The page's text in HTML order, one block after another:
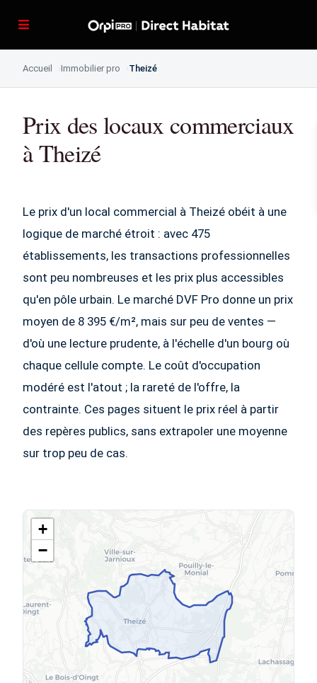
Accueil Immobilier pro Theizé
Prix des locaux commerciaux
à Theizé
Le prix d'un local commercial à Theizé obéit à une
logique de marché étroit : avec 475
établissements, les transactions professionnelles
sont peu nombreuses et les prix plus accessibles
qu'en pôle urbain. Le marché DVF Pro donne un prix
moyen de 8 395 €/m², mais sur peu de ventes —
d'où une lecture prudente, à l'échelle d'un bourg où
chaque cellule compte. Le coût d'occupation
modéré est l'atout ; la rareté de l'offre, la
contrainte. Ces pages situent le prix réel à partir
des repères publics, sans extrapoler une moyenne
sur trop peu de cas.
+
−